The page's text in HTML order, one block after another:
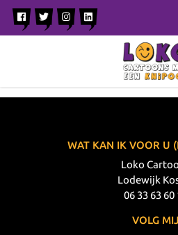
WAT KAN IK VOOR U
Loko
Lodewijk
06 33 63 60
VOLG MIJ